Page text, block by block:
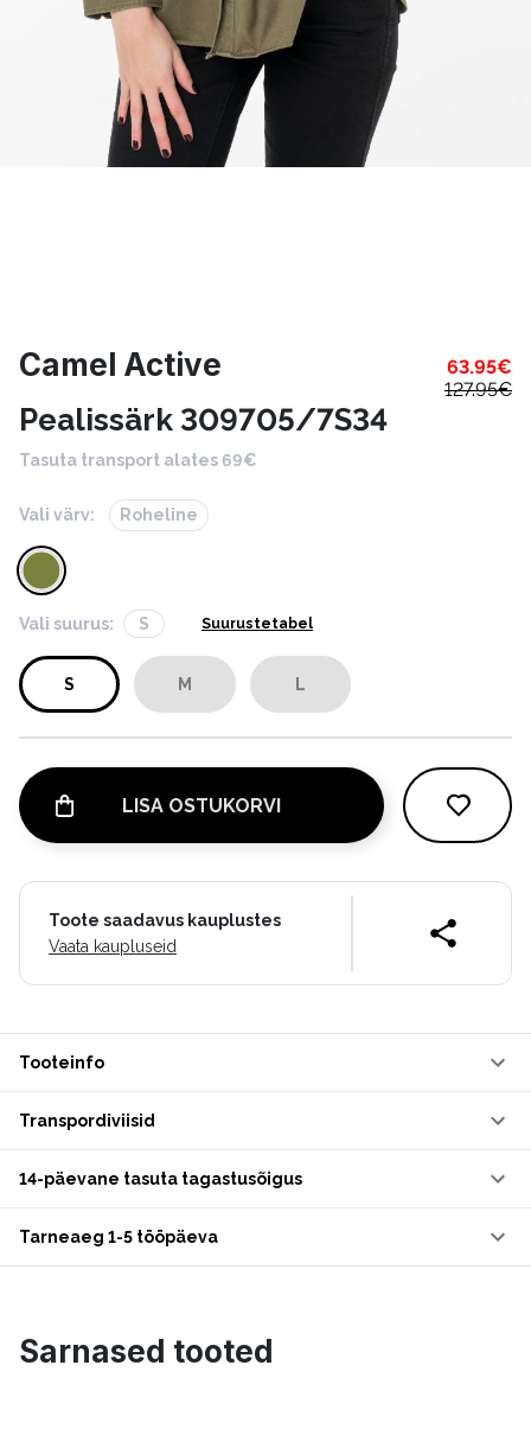
Camel Active 63.95€
127.95€
Pealissärk 309705/7S34
Tasuta transport alates 69€
Vali värv: Roheline
Vali suurus: S Suurustetabel
S M L
LISA OSTUKORVI
Toote saadavus kauplustes
Vaata kaupluseid
Tooteinfo
Transpordiviisid
14-päevane tasuta tagastusõigus
Tarneaeg 1-5 tööpäeva
Sarnased tooted